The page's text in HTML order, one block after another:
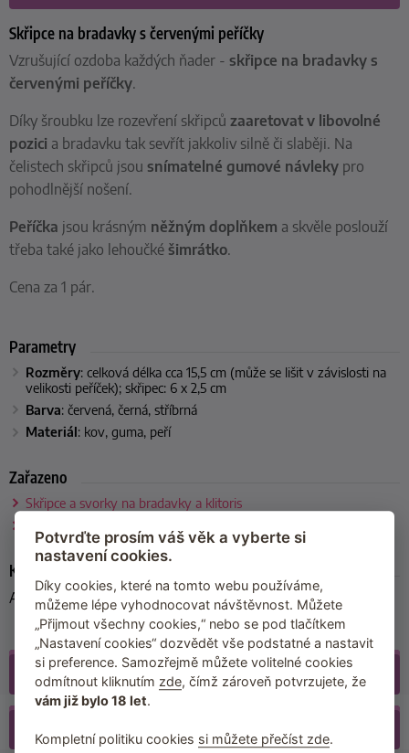
Skřipce na bradavky s červenými peříčky
Vzrušující ozdoba každých ňader - skřipce na bradavky s
červenými peříčky.
Díky šroubku lze rozevření skřipců zaaretovat v libovolné
pozici a bradavku tak sevřít jakkoliv silně či slaběji. Na
čelistech skřipců jsou snímatelné gumové návleky pro
pohodlnější nošení.
Peříčka jsou krásným něžným doplňkem a skvěle poslouží
třeba také jako lehoučké šimrátko.
Cena za 1 pár.
Parametry
Rozměry: celková délka cca 15,5 cm (může se lišit v závislosti na
velikosti peříček); skřipec: 6 x 2,5 cm
Barva: červená, černá, stříbrná
Materiál: kov, guma, peří
Zařazeno
Skřipce a svorky na bradavky a klitoris
Kód produktu
A1208
Galerie(3)
(32)
Potvrďte prosím váš věk a vyberte si
nastavení cookies.
Díky cookies, které na tomto webu používáme,
můžeme lépe vyhodnocovat návštěvnost. Můžete
„Přijmout všechny cookies,“ nebo se pod tlačítkem
„Nastavení cookies“ dozvědět vše podstatné a nastavit
si preference. Samozřejmě můžete volitelné cookies
odmítnout kliknutím zde, čímž zároveň potvrzujete, že
vám již bylo 18 let.
Kompletní politiku cookies si můžete přečíst zde.